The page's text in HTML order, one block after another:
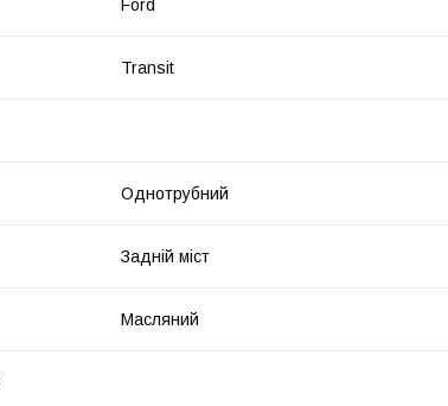
Ford
Transit
Однотрубний
Задній міст
Масляний